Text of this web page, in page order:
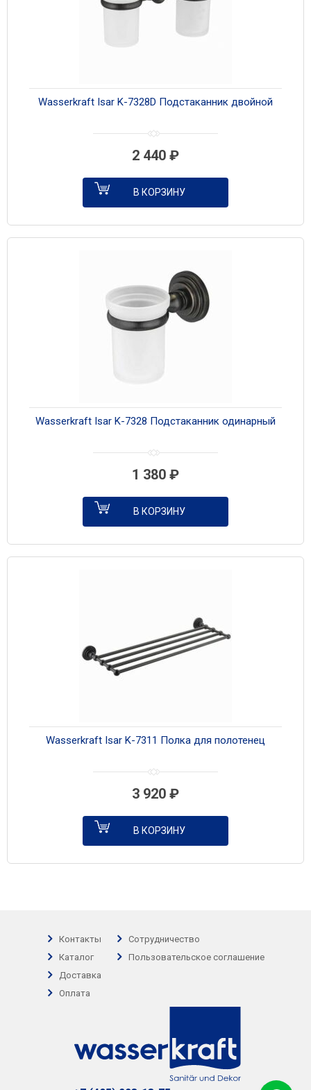
Wasserkraft Isar K-7328D Подстаканник двойной
2 440 ₽
В КОРЗИНУ
Wasserkraft Isar K-7328 Подстаканник одинарный
1 380 ₽
В КОРЗИНУ
Wasserkraft Isar K-7311 Полка для полотенец
3 920 ₽
В КОРЗИНУ
Контакты
Каталог
Доставка
Оплата
Сотрудничество
Пользовательское соглашение